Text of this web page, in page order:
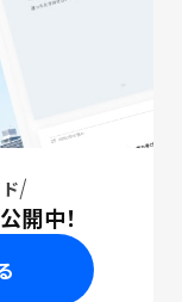
開中！